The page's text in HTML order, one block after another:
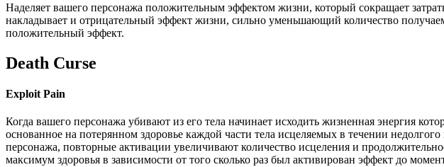
Наделяет вашего персонажа положительным эффектом жизни, который сокращает
накладывает и отрицательный эффект жизни, сильно уменьшающий количество
положительный эффект.
Death Curse
Exploit Pain
Когда вашего персонажа убивают из его тела начинает исходить жизненная энергия
основанное на потерянном здоровье каждой части тела исцеляемых в течении
персонажа, повторные активации увеличивают количество исцеления и
максимум здоровья в зависимости от того сколько раз был активирован эффект до